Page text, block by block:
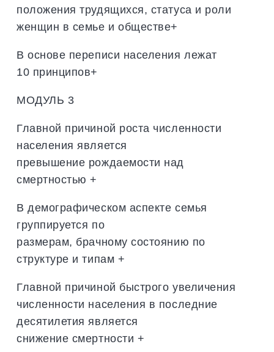
положения трудящихся, статуса и роли
женщин в семье и обществе+
В основе переписи населения лежат
10 принципов+
МОДУЛЬ 3
Главной причиной роста численности
населения является
превышение рождаемости над
смертностью +
В демографическом аспекте семья
группируется по
размерам, брачному состоянию по
структуре и типам +
Главной причиной быстрого увеличения
численности населения в последние
десятилетия является
снижение смертности +